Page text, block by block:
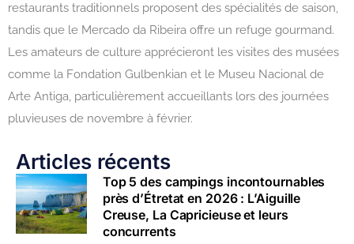
restaurants traditionnels proposent des spécialités de saison,
tandis que le Mercado da Ribeira offre un refuge gourmand.
Les amateurs de culture apprécieront les visites des musées
comme la Fondation Gulbenkian et le Museu Nacional de
Arte Antiga, particulièrement accueillants lors des journées
pluvieuses de novembre à février.
Articles récents
Top 5 des campings incontournables
près d’Étretat en 2026 : L’Aiguille
Creuse, La Capricieuse et leurs
concurrents